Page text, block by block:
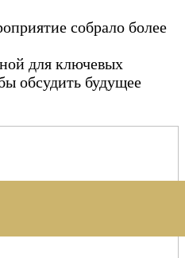
собрало более
для ключевых
обсудить будущее